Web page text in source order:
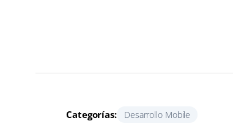
Categorías: Desarrollo Mobile